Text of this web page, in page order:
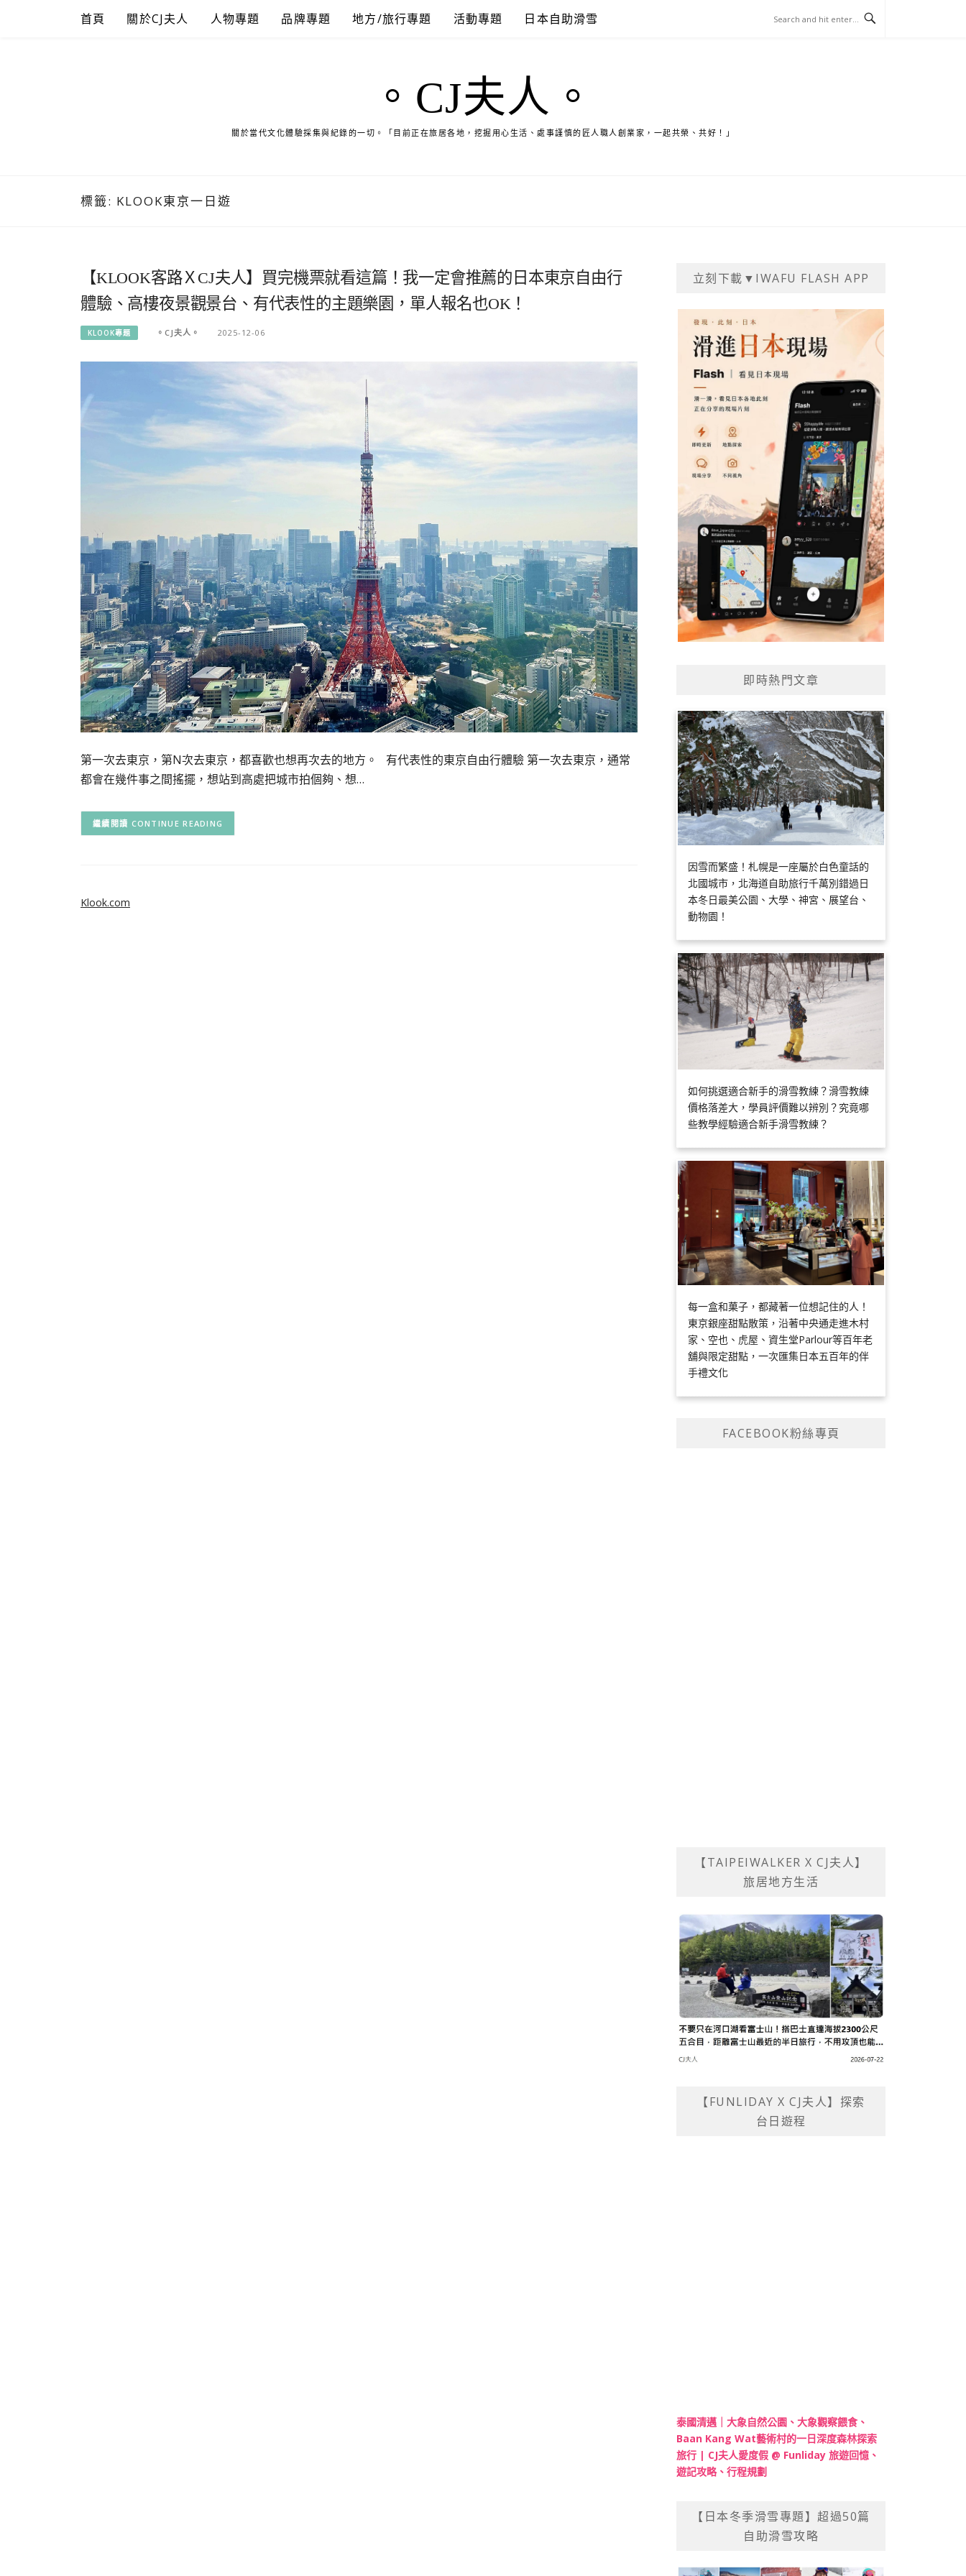
首頁 關於CJ夫人 人物專題 品牌專題 地方/旅行專題 活動專題 日本自助滑雪
。CJ夫人。
關於當代文化體驗採集與紀錄的一切。「目前正在旅居各地，挖掘用心生活、處事謹慎的匠人職人創業家，一起共榮、共好！」
標籤: KLOOK東京一日遊
【KLOOK客路ＸCJ夫人】買完機票就看這篇！我一定會推薦的日本東京自由行
體驗、高樓夜景觀景台、有代表性的主題樂園，單人報名也OK！
KLOOK專題 。CJ夫人。 2025-12-06
第一次去東京，第N次去東京，都喜歡也想再次去的地方。 有代表性的東京自由行體驗 第一次去東京，通常
都會在幾件事之間搖擺，想站到高處把城市拍個夠、想…
CONTINUE READING
立刻下載▼IWAFU FLASH APP
即時熱門文章
因雪而繁盛！札幌是一座屬於白色童話的
北國城市，北海道自助旅行千萬別錯過日
本冬日最美公園、大學、神宮、展望台、
動物園！
如何挑選適合新手的滑雪教練？滑雪教練
價格落差大，學員評價難以辨別？究竟哪
些教學經驗適合新手滑雪教練？
每一盒和菓子，都藏著一位想記住的人！
東京銀座甜點散策，沿著中央通走進木村
家、空也、虎屋、資生堂Parlour等百年老
舖與限定甜點，一次匯集日本五百年的伴
手禮文化
FACEBOOK粉絲專頁
【TAIPEIWALKER X CJ夫人】
旅居地方生活
【FUNLIDAY X CJ夫人】探索
台日遊程
泰國清邁｜大象自然公園、大象觀察餵食、
Baan Kang Wat藝術村的一日深度森林探索
旅行 | CJ夫人愛度假 @ Funliday 旅遊回憶、
遊記攻略、行程規劃
【日本冬季滑雪專題】超過50篇
自助滑雪攻略
Klook.com